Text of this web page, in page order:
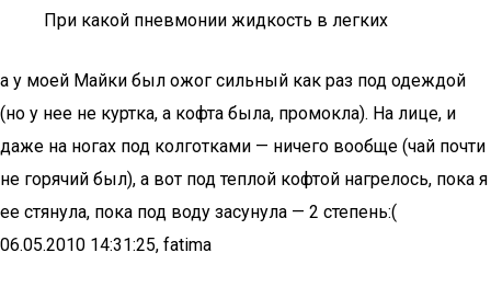
При какой пневмонии жидкость в легких
а у моей Майки был ожог сильный как раз под одеждой
(но у нее не куртка, а кофта была, промокла). На лице, и
даже на ногах под колготками — ничего вообще (чай почти
не горячий был), а вот под теплой кофтой нагрелось, пока я
ее стянула, пока под воду засунула — 2 степень:(
06.05.2010 14:31:25, fatima